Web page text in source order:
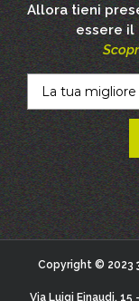
Allora tieni
essere il
Copyright © 2023
Via Luigi Einaudi, 15